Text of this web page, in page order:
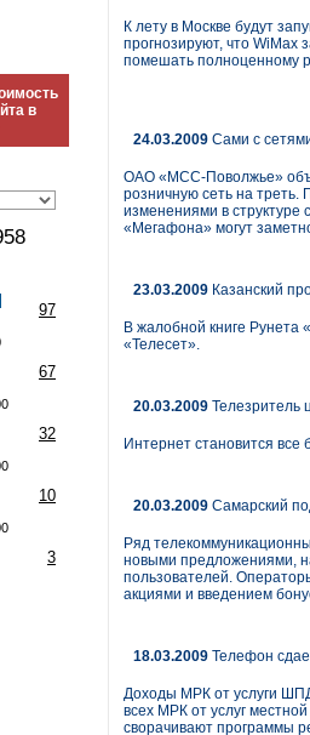
в
97
67
32
10
3
К лету в Москве будут
прогнозируют, что WiMax
помешать полноценному
24.03.2009 Сами с
ОАО «МСС-Поволжье»
розничную сеть на треть.
изменениями в структуре
«Мегафона» могут
23.03.2009 Казанский
В жалобной книге Рунета
«Телесет».
20.03.2009 Телезритель
Интернет становится
20.03.2009 Самарский
Ряд
новыми предложениями,
пользователей.
акциями и введением
18.03.2009 Телефон
Доходы МРК от услуги ШПД
всех МРК от услуг
сворачивают программы